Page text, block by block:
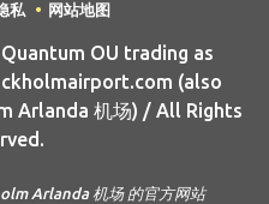
私 网站地图
OU trading as
(also
Arlanda 机场) / All Rights
Arlanda 机场 的官方网站